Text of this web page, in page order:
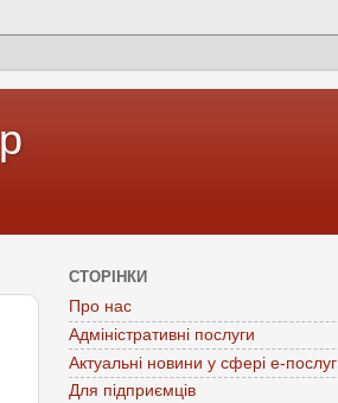
СТОРІНКИ
Про нас
Адміністративні послуги
Актуальні новини у сфері е-послуг
Для підприємців